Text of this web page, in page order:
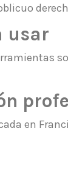
usar
en